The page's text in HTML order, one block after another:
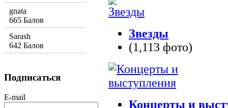
Звезды
(1,113 фото)
Концерты и
gnata
665 Балов
Sarash
642 Балов
Подписаться
E-mail